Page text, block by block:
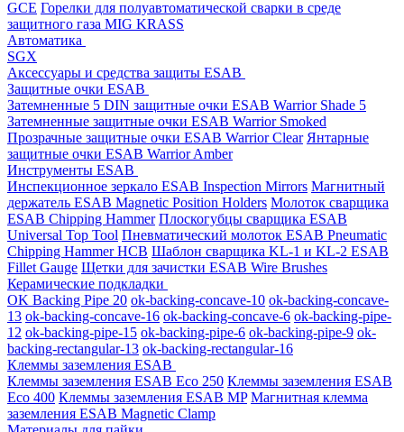
GCE Горелки для полуавтоматической сварки в среде
защитного газа MIG KRASS
Автоматика
SGX
Аксессуары и средства защиты ESAB
Защитные очки ESAB
Затемненные 5 DIN защитные очки ESAB Warrior Shade 5
Затемненные защитные очки ESAB Warrior Smoked
Прозрачные защитные очки ESAB Warrior Clear Янтарные
защитные очки ESAB Warrior Amber
Инструменты ESAB
Инспекционное зеркало ESAB Inspection Mirrors Магнитный
держатель ESAB Magnetic Position Holders Молоток сварщика
ESAB Chipping Hammer Плоскогубцы сварщика ESAB
Universal Top Tool Пневматический молоток ESAB Pneumatic
Chipping Hammer HCB Шаблон сварщика KL-1 и KL-2 ESAB
Fillet Gauge Щетки для зачистки ESAB Wire Brushes
Керамические подкладки
OK Backing Pipe 20 ok-backing-concave-10 ok-backing-concave-
13 ok-backing-concave-16 ok-backing-concave-6 ok-backing-pipe-
12 ok-backing-pipe-15 ok-backing-pipe-6 ok-backing-pipe-9 ok-
backing-rectangular-13 ok-backing-rectangular-16
Клеммы заземления ESAB
Клеммы заземления ESAB Eco 250 Клеммы заземления ESAB
Eco 400 Клеммы заземления ESAB MP Магнитная клемма
заземления ESAB Magnetic Clamp